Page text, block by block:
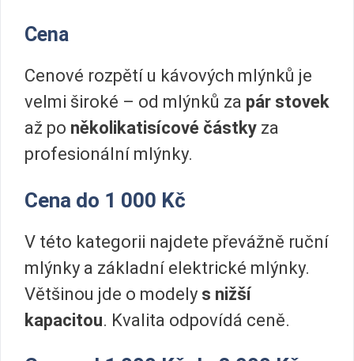
Cena
Cenové rozpětí u kávových mlýnků je
velmi široké – od mlýnků za pár stovek
až po několikatisícové částky za
profesionální mlýnky.
Cena do 1 000 Kč
V této kategorii najdete převážně ruční
mlýnky a základní elektrické mlýnky.
Většinou jde o modely s nižší
kapacitou. Kvalita odpovídá ceně.